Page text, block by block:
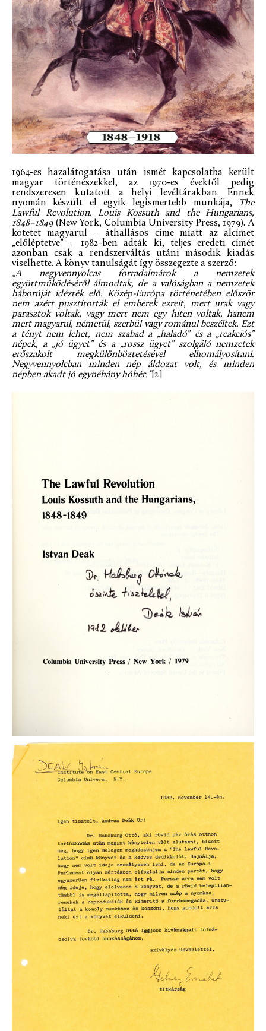
1964-es hazalátogatása után ismét kapcsolatba került
magyar történészekkel, az 1970-es évektől pedig
rendszeresen kutatott a helyi levéltárakban. Ennek
nyomán készült el egyik legismertebb munkája,
The
Lawful Revolution. Louis Kossuth and the Hungarians,
1848–1849(New York, Columbia University Press, 1979). A
kötetet magyarul – áthallásos címe miatt az alcímet
„előléptetve” – 1982-ben adták ki, teljes eredeti címét
azonban csak a rendszerváltás utáni második kiadás
viselhette. A könyv tanulságát így összegezte a szerző:
„A negyvennyolcas forradalmárok a nemzetek
együttműködéséről álmodtak, de a valóságban a nemzetek
háborúját idézték elő. Közép-Európa történetében először
nem azért pusztították el emberek ezreit, mert urak vagy
parasztok voltak, vagy mert nem egy hiten voltak, hanem
mert magyarul, németül, szerbül vagy románul beszéltek. Ezt
a tényt nem lehet, nem szabad a „haladó” és a „reakciós”
népek, a „jó ügyet” és a „rossz ügyet” szolgáló nemzetek
erőszakolt megkülönböztetésével elhomályosítani.
Negyvennyolcban minden nép áldozat volt, és minden
népben akadt jó egynéhány hóhér.”[2]